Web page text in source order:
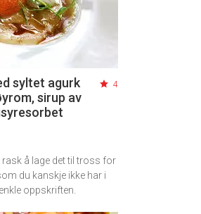
syltet agurk
sirup av
4
rask å lage det til tross for
du kanskje ikke har i
oppskriften.